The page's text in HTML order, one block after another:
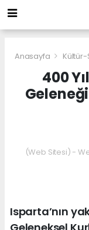
Anasayfa
400
(Web Sitesi) -
Isparta’nın